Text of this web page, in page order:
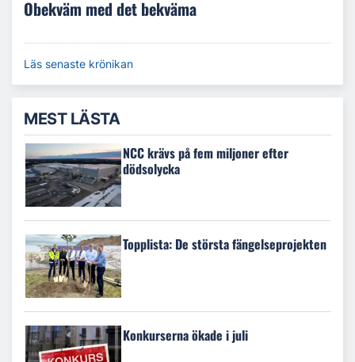
Obekväm med det bekväma
Läs senaste krönikan
MEST LÄSTA
NCC krävs på fem miljoner efter
dödsolycka
Topplista: De största fängelseprojekten
Konkurserna ökade i juli